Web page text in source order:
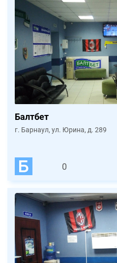
Балтбет
г. Барнаул, ул. Юрина, д. 289
0